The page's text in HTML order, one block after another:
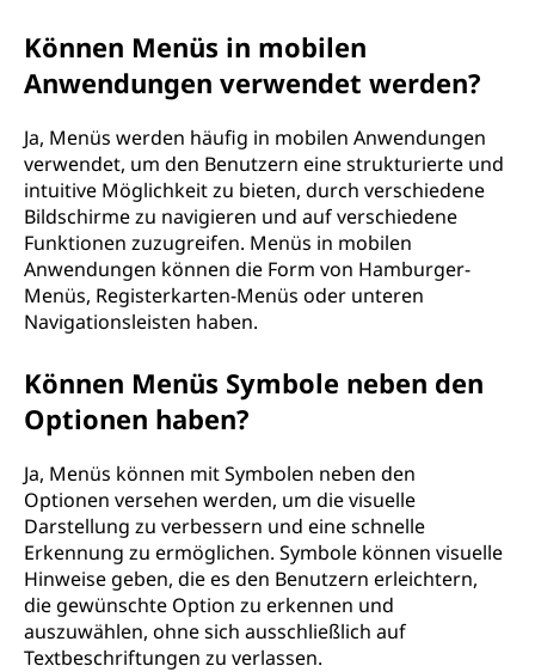
Können Menüs in mobilen
Anwendungen verwendet werden?
Ja, Menüs werden häufig in mobilen Anwendungen
verwendet, um den Benutzern eine strukturierte und
intuitive Möglichkeit zu bieten, durch verschiedene
Bildschirme zu navigieren und auf verschiedene
Funktionen zuzugreifen. Menüs in mobilen
Anwendungen können die Form von Hamburger-
Menüs, Registerkarten-Menüs oder unteren
Navigationsleisten haben.
Können Menüs Symbole neben den
Optionen haben?
Ja, Menüs können mit Symbolen neben den
Optionen versehen werden, um die visuelle
Darstellung zu verbessern und eine schnelle
Erkennung zu ermöglichen. Symbole können visuelle
Hinweise geben, die es den Benutzern erleichtern,
die gewünschte Option zu erkennen und
auszuwählen, ohne sich ausschließlich auf
Textbeschriftungen zu verlassen.